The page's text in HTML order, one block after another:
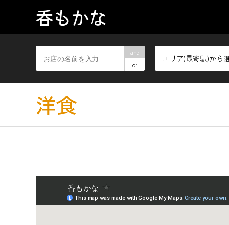
呑もかな
and
or
エリア(最寄駅)から
洋食